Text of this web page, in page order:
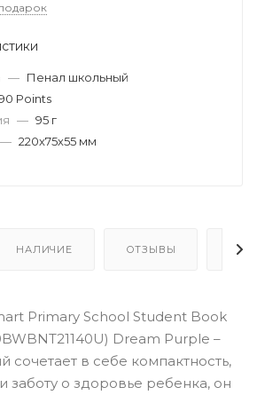
— Пенал школьный
Points
— 95 г
— 220х75х55 мм
НАЛИЧИЕ ОТЗЫВЫ
Primary School Student Book
Dream Purple –
сочетает в себе компактность,
заботу о здоровье ребенка, он